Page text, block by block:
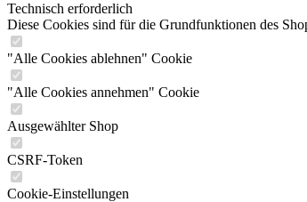
Technisch erforderlich
Diese Cookies sind für die Grundfunktionen des
"Alle Cookies ablehnen" Cookie
"Alle Cookies annehmen" Cookie
Ausgewählter Shop
CSRF-Token
Cookie-Einstellungen